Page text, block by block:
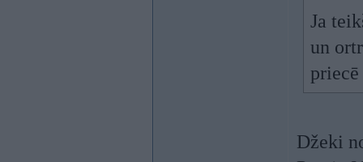
Ja
un
priecē
Džeki